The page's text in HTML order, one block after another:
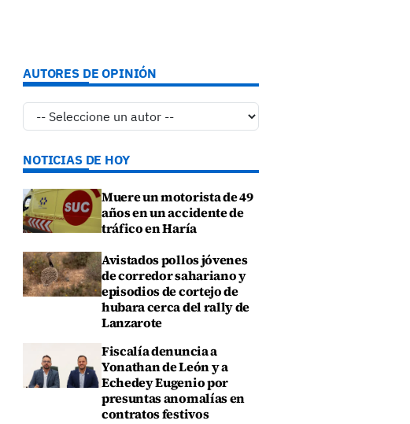
AUTORES DE OPINIÓN
NOTICIAS DE HOY
Muere un motorista de 49
años en un accidente de
tráfico en Haría
Avistados pollos jóvenes
de corredor sahariano y
episodios de cortejo de
hubara cerca del rally de
Lanzarote
Fiscalía denuncia a
Yonathan de León y a
Echedey Eugenio por
presuntas anomalías en
contratos festivos